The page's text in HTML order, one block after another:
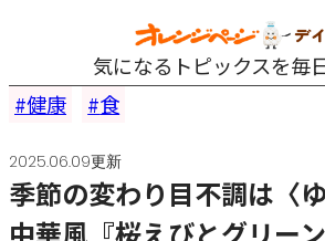
気になるトピックスを毎
健康
食
2025.06.09更新
季節の変わり目不調は〈
中華風『桜えびとグリー